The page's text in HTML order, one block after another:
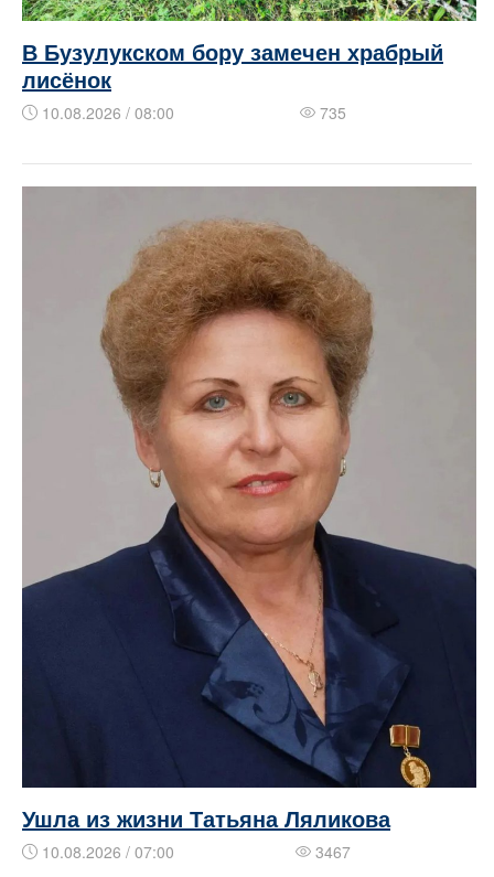
В Бузулукском бору замечен храбрый
лисёнок
10.08.2026 / 08:00 735
Ушла из жизни Татьяна Ляликова
10.08.2026 / 07:00 3467